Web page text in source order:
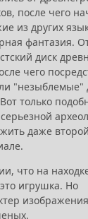
после чего
из других
фантазия.
диск
чего
"незыблемые"
только
даже
что на
игрушка. Но